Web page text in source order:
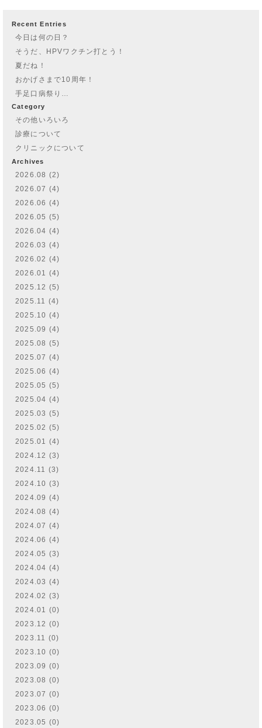
Recent Entries
今日は何の日？
そうだ、HPVワクチン打とう！
夏だね！
おかげさまで10周年！
手足口病祭り…
Category
その他いろいろ
診療について
クリニックについて
Archives
2026.08 (2)
2026.07 (4)
2026.06 (4)
2026.05 (5)
2026.04 (4)
2026.03 (4)
2026.02 (4)
2026.01 (4)
2025.12 (5)
2025.11 (4)
2025.10 (4)
2025.09 (4)
2025.08 (5)
2025.07 (4)
2025.06 (4)
2025.05 (5)
2025.04 (4)
2025.03 (5)
2025.02 (5)
2025.01 (4)
2024.12 (3)
2024.11 (3)
2024.10 (3)
2024.09 (4)
2024.08 (4)
2024.07 (4)
2024.06 (4)
2024.05 (3)
2024.04 (4)
2024.03 (4)
2024.02 (3)
2024.01 (0)
2023.12 (0)
2023.11 (0)
2023.10 (0)
2023.09 (0)
2023.08 (0)
2023.07 (0)
2023.06 (0)
2023.05 (0)